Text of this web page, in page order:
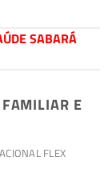
SABARÁ
E
FLEX